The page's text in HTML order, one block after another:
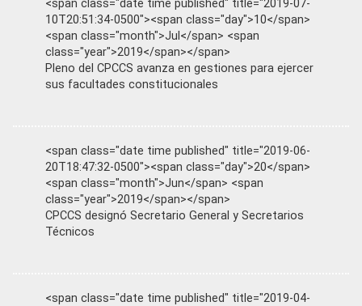
<span class="date time published" title="2019-07-
10T20:51:34-0500"><span class="day">10</span>
<span class="month">Jul</span> <span
class="year">2019</span></span>
Pleno del CPCCS avanza en gestiones para ejercer
sus facultades constitucionales
<span class="date time published" title="2019-06-
20T18:47:32-0500"><span class="day">20</span>
<span class="month">Jun</span> <span
class="year">2019</span></span>
CPCCS designó Secretario General y Secretarios
Técnicos
<span class="date time published" title="2019-04-